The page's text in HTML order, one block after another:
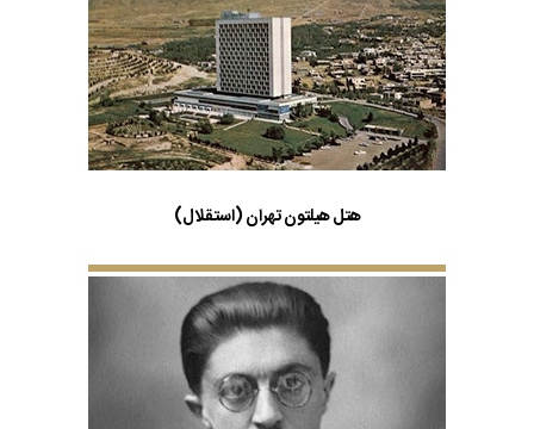
هتل هیلتون تهران (استقلال)